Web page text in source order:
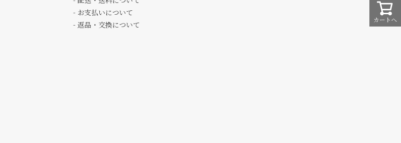
カートへ
- お支払いについて
- 返品・交換について